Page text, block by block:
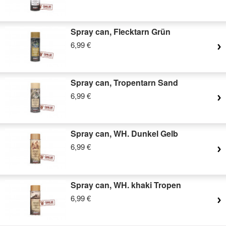
Spray can, Flecktarn Grün
6,99 €
Spray can, Tropentarn Sand
6,99 €
Spray can, WH. Dunkel Gelb
6,99 €
Spray can, WH. khaki Tropen
6,99 €